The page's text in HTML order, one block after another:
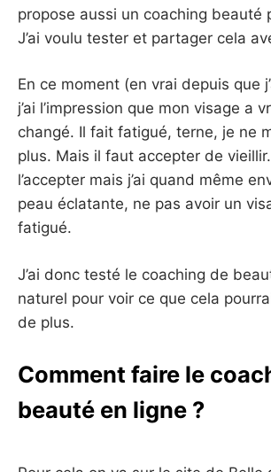
propose aussi un coaching beauté
J’ai voulu tester et partager cela
En ce moment (en vrai depuis que
j’ai l’impression que mon visage a
changé. Il fait fatigué, terne, je ne
plus. Mais il faut accepter de
l’accepter mais j’ai quand même
peau éclatante, ne pas avoir un
fatigué.
J’ai donc testé le coaching de
naturel pour voir ce que cela
de plus.
Comment faire le
beauté en ligne ?